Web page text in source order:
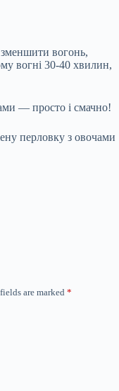
вогонь,
вогні 30-40 хвилин,
— просто і смачно!
перловку з овочами
are marked *